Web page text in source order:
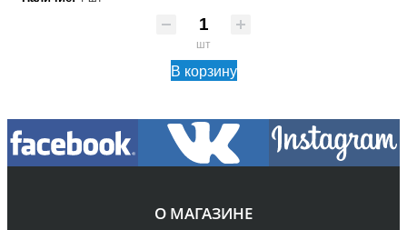
шт
В корзину
О МАГАЗИНЕ